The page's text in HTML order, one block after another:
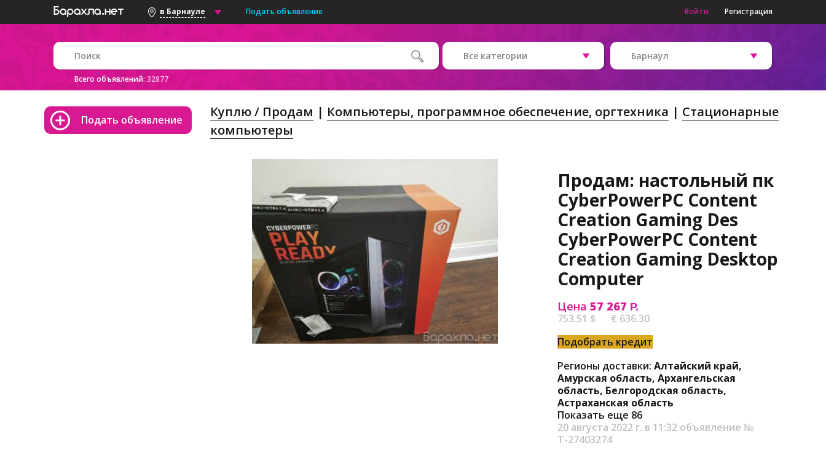
в Барнауле Подать объявление Войти Регистрация
Всего объявлений: 32877
Все категории Барнаул
Подать объявление Куплю / Продам Компьютеры, программное обеспечение, оргтехника
Стационарные
компьютеры
Продам: настольный пк
CyberPowerPC Content
Creation Gaming Des
CyberPowerPC Content
Creation Gaming Desktop
Computer
Цена 57 267 Р.
753.51 $
€ 636.30
Подобрать кредит
Регионы доставки: Алтайский край,
Амурская область, Архангельская
область, Белгородская область,
Астраханская область
Показать еще 86
20 августа 2022 г. в 11:32 объявление №
Т-27403274